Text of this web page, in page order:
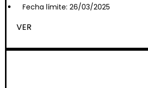
Fecha límite: 26/03/2025
VER